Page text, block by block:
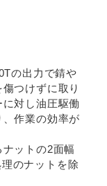
の出力で錆や
つけずに取り
対し油圧駆働
作業の効率が
ナットの2面幅
のナットを除